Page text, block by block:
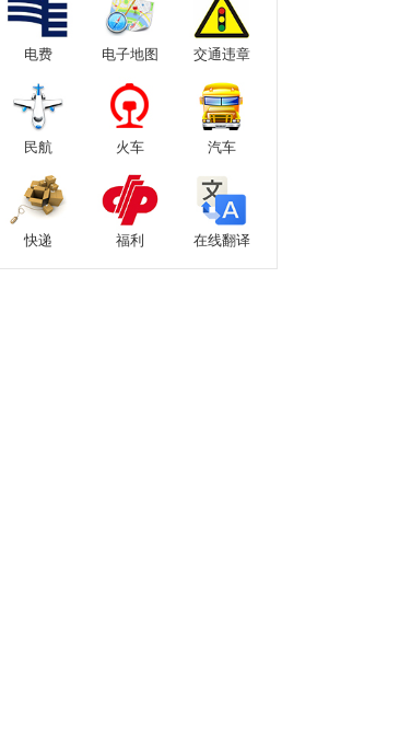
电费 电子地图 交通违章
民航 火车 汽车
快递 福利 在线翻译